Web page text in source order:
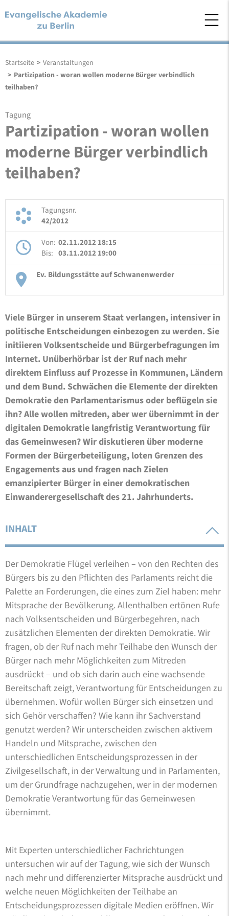
Startseite > Veranstaltungen
> Partizipation - woran wollen moderne Bürger verbindlich
teilhaben?
Tagung
Partizipation - woran wollen
moderne Bürger verbindlich
teilhaben?
Tagungsnr.
42/2012
Von: 02.11.2012 18:15
Bis: 03.11.2012 19:00
Ev. Bildungsstätte auf Schwanenwerder
Viele Bürger in unserem Staat verlangen, intensiver in
politische Entscheidungen einbezogen zu werden. Sie
initiieren Volksentscheide und Bürgerbefragungen im
Internet. Unüberhörbar ist der Ruf nach mehr
direktem Einfluss auf Prozesse in Kommunen, Ländern
und dem Bund. Schwächen die Elemente der direkten
Demokratie den Parlamentarismus oder beflügeln sie
ihn? Alle wollen mitreden, aber wer übernimmt in der
digitalen Demokratie langfristig Verantwortung für
das Gemeinwesen? Wir diskutieren über moderne
Formen der Bürgerbeteiligung, loten Grenzen des
Engagements aus und fragen nach Zielen
emanzipierter Bürger in einer demokratischen
Einwanderergesellschaft des 21. Jahrhunderts.
INHALT
Der Demokratie Flügel verleihen – von den Rechten des
Bürgers bis zu den Pflichten des Parlaments reicht die
Palette an Forderungen, die eines zum Ziel haben: mehr
Mitsprache der Bevölkerung. Allenthalben ertönen Rufe
nach Volksentscheiden und Bürgerbegehren, nach
zusätzlichen Elementen der direkten Demokratie. Wir
fragen, ob der Ruf nach mehr Teilhabe den Wunsch der
Bürger nach mehr Möglichkeiten zum Mitreden
ausdrückt – und ob sich darin auch eine wachsende
Bereitschaft zeigt, Verantwortung für Entscheidungen zu
übernehmen. Wofür wollen Bürger sich einsetzen und
sich Gehör verschaffen? Wie kann ihr Sachverstand
genutzt werden? Wir unterscheiden zwischen aktivem
Handeln und Mitsprache, zwischen den
unterschiedlichen Entscheidungsprozessen in der
Zivilgesellschaft, in der Verwaltung und in Parlamenten,
um der Grundfrage nachzugehen, wer in der modernen
Demokratie Verantwortung für das Gemeinwesen
übernimmt.
Mit Experten unterschiedlicher Fachrichtungen
untersuchen wir auf der Tagung, wie sich der Wunsch
nach mehr und differenzierter Mitsprache ausdrückt und
welche neuen Möglichkeiten der Teilhabe an
Entscheidungsprozessen digitale Medien eröffnen. Wir